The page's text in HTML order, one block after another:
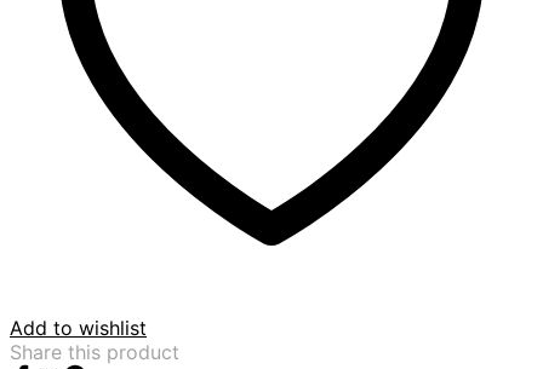
Add to wishlist
Share this product